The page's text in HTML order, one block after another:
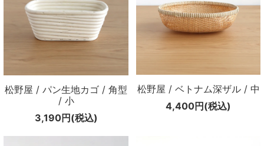
松野屋 / パン生地カゴ / 角型
/ 小
3,190円(税込)
松野屋 / ベトナム深ザル / 中
4,400円(税込)